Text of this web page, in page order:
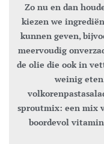
Zo nu en dan houden we van écht powerfood. Daarom
kiezen we
kunnen geven,
meervoudig
de olie die ook in
weinig
sproutmix: een mix
boordevol